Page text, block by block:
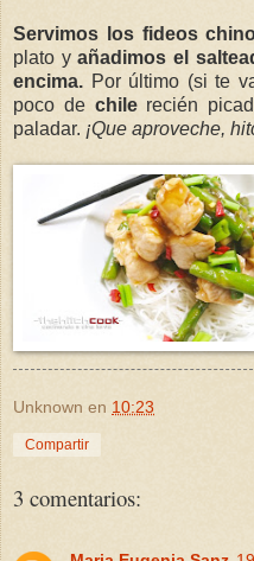
Servimos los fideos
plato yañadimos el
encima. Por último (si te
poco de chilerecién
paladar. ¡Que aproveche,
Unknown en 10:23
Compartir
3 comentarios: